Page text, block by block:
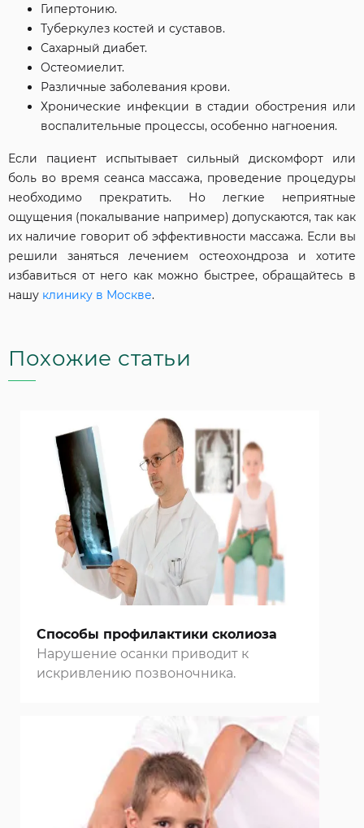
Гипертонию.
Туберкулез костей и суставов.
Сахарный диабет.
Остеомиелит.
Различные заболевания крови.
Хронические инфекции в стадии обострения или
воспалительные процессы, особенно нагноения.
Если пациент испытывает сильный дискомфорт или
боль во время сеанса массажа, проведение процедуры
необходимо прекратить. Но легкие неприятные
ощущения (покалывание например) допускаются, так как
их наличие говорит об эффективности массажа. Если вы
решили заняться лечением остеохондроза и хотите
избавиться от него как можно быстрее, обращайтесь в
нашу клинику в Москве.
Похожие статьи
Способы профилактики сколиоза
Нарушение осанки приводит к
искривлению позвоночника.